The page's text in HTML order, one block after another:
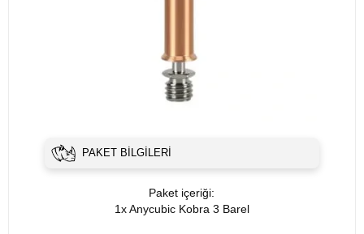
PAKET BILGILERI
Paket içeriği:
1x Anycubic Kobra 3 Barel